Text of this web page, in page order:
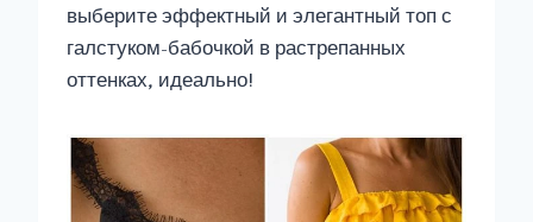
выберите эффектный и элегантный топ с
галстуком-бабочкой в ​​растрепанных
оттенках, идеально!